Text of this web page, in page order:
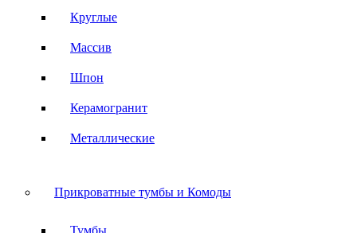
Круглые
Массив
Шпон
Керамогранит
Металлические
Прикроватные тумбы и Комоды
Тумбы